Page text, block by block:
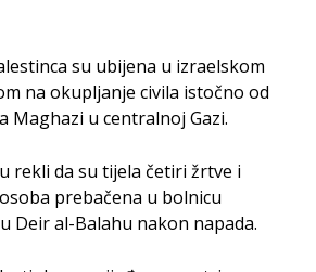
su ubijena u izraelskom
na okupljanje civila istočno od
Maghazi u centralnoj Gazi.
rekli da su tijela četiri žrtve i
prebačena u bolnicu
Deir al-Balahu nakon napada.